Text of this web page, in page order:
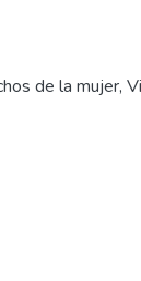
de la mujer,